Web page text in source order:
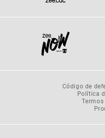
Código de
Política